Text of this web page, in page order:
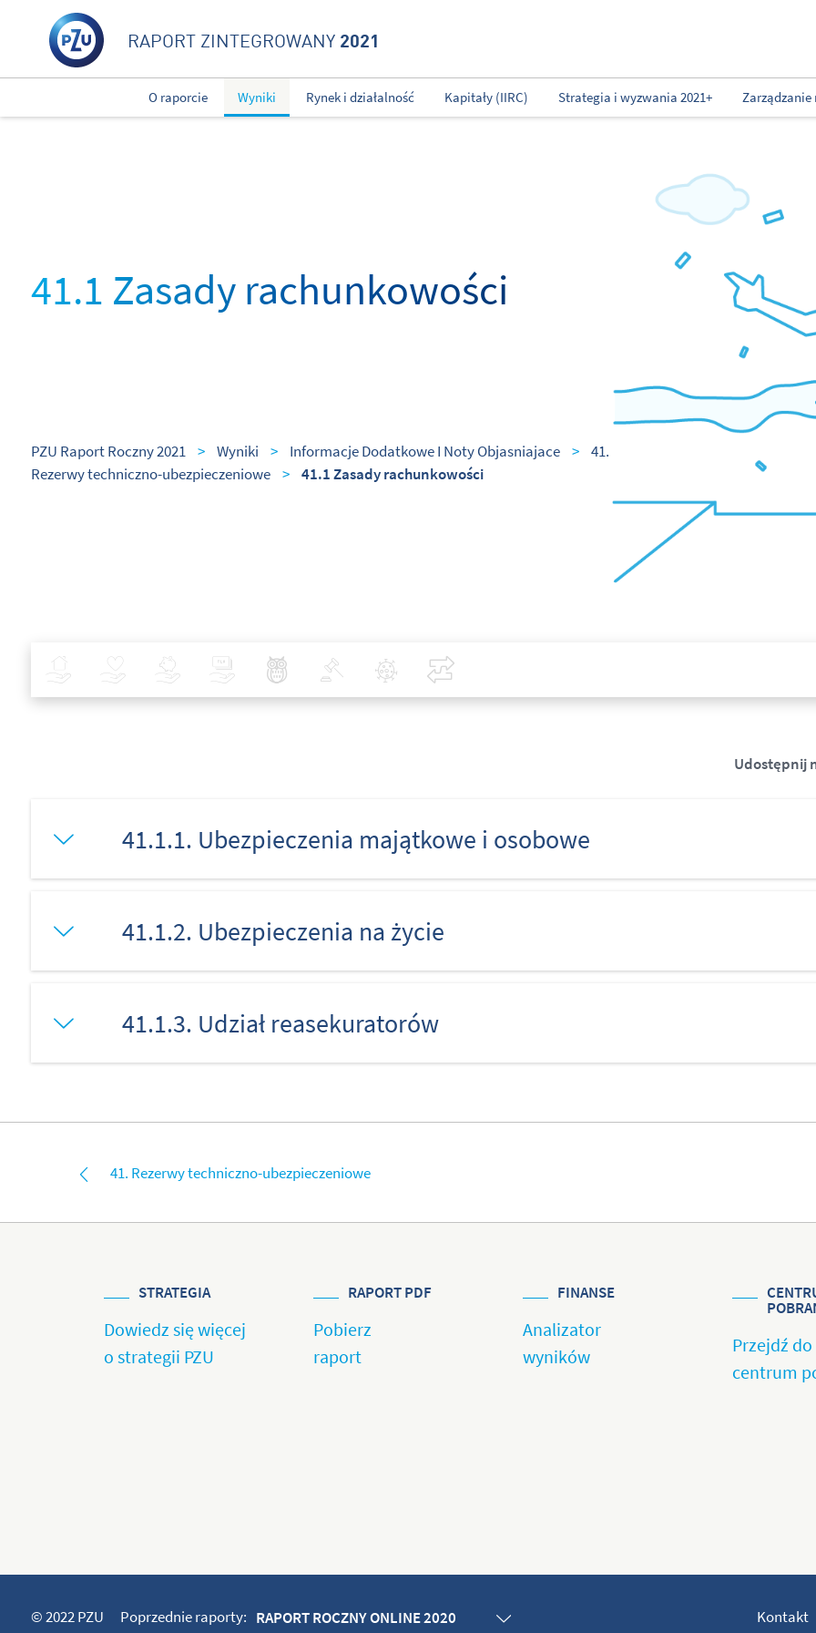
RAPORT ZINTEGROWANY 2021
O raporcie Wyniki Rynek i działalność Kapitały (IIRC) Strategia i wyzwania 2021+ Zarządzanie
41.1 Zasady rachunkowości
PZU Raport Roczny 2021 > Wyniki > Informacje Dodatkowe I Noty Objasniajace > 41.
Rezerwy techniczno-ubezpieczeniowe
> 41.1 Zasady rachunkowości
Udostępnij
Zdrowie Inwestycje Bankowość Najlepsze Praktyki
Polityka Covid-19
41.1.1. Ubezpieczenia majątkowe i osobowe
41.1.2. Ubezpieczenia na życie
41.1.3. Udział reasekuratorów
41. Rezerwy techniczno-ubezpieczeniowe
STRATEGIA
Dowiedz się więcej
o strategii PZU
RAPORT PDF
Pobierz
raport
FINANSE
Analizator
wyników
Przejdź do
centrum
© 2022 PZU Poprzednie raporty: RAPORT ROCZNY ONLINE 2020
Kontakt